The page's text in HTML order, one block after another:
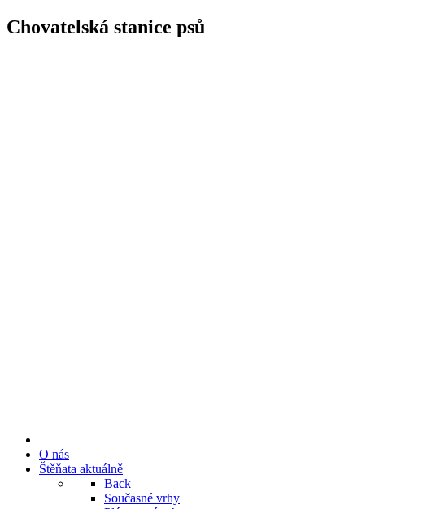
Chovatelská stanice psů
O nás
Štěňata aktuálně
Back
Současné vrhy